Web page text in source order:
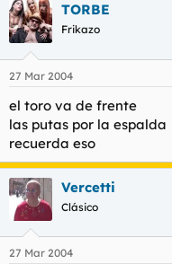
TORBE
Frikazo
27 Mar 2004
el toro va de frente
las putas por la espalda
recuerda eso
Vercetti
Clásico
27 Mar 2004